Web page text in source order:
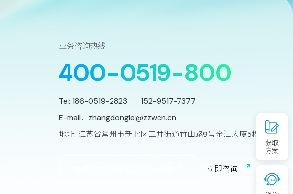
获取
方案
业务咨询热线
400-0519-800
Tel: 186-0519-2823 152-9517-7377
E-mail： zhangdonglei@zzwcn.cn
地址: 江苏省常州市新北区三井街道竹山路9号金汇大厦5楼
立即咨询